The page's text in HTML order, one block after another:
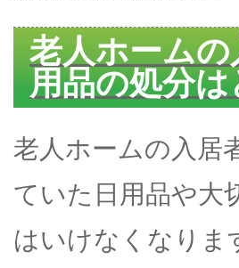
老人ホーム
用品の処分
老人ホームの入居
ていた日用品や大
はいけなくなりま